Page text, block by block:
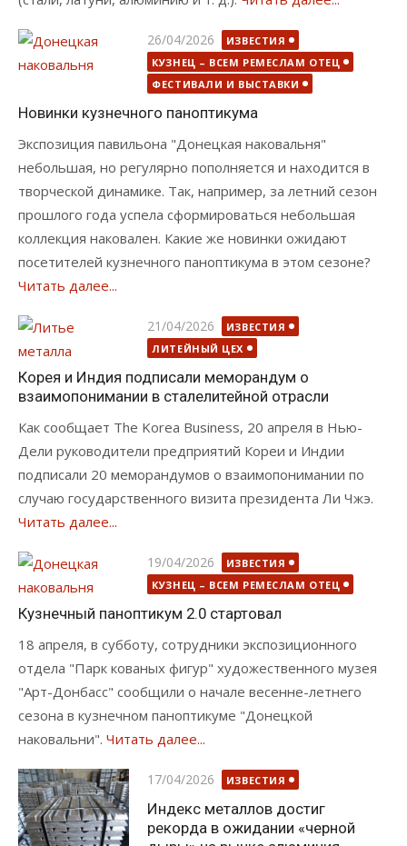
Опубликовано
26/04/2026
ИЗВЕСТИЯ
КУЗНЕЦ – ВСЕМ РЕМЕСЛАМ ОТЕЦ
ФЕСТИВАЛИ И ВЫСТАВКИ
Новинки кузнечного паноптикума
Экспозиция павильона "Донецкая наковальня"
небольшая, но регулярно пополняется и находится в
творческой динамике. Так, например, за летний сезон
прошлого года успела сформироваться небольшая
коллекция наковален. Какие же новинки ожидают
посетителей кузнечного паноптикума в этом сезоне?
Читать далее...
Опубликовано
21/04/2026
ИЗВЕСТИЯ
ЛИТЕЙНЫЙ ЦЕХ
Корея и Индия подписали меморандум о
взаимопонимании в сталелитейной отрасли
Как сообщает The Korea Business, 20 апреля в Нью-
Дели руководители предприятий Кореи и Индии
подписали 20 меморандумов о взаимопонимании по
случаю государственного визита президента Ли Чжэ.
Читать далее...
Опубликовано
19/04/2026
ИЗВЕСТИЯ
КУЗНЕЦ – ВСЕМ РЕМЕСЛАМ ОТЕЦ
Кузнечный паноптикум 2.0 стартовал
18 апреля, в субботу, сотрудники экспозиционного
отдела "Парк кованых фигур" художественного музея
"Арт-Донбасс" сообщили о начале весенне-летнего
сезона в кузнечном паноптикуме "Донецкой
наковальни". Читать далее...
Опубликовано
17/04/2026 ИЗВЕСТИЯ
Индекс металлов достиг
рекорда в ожидании «черной